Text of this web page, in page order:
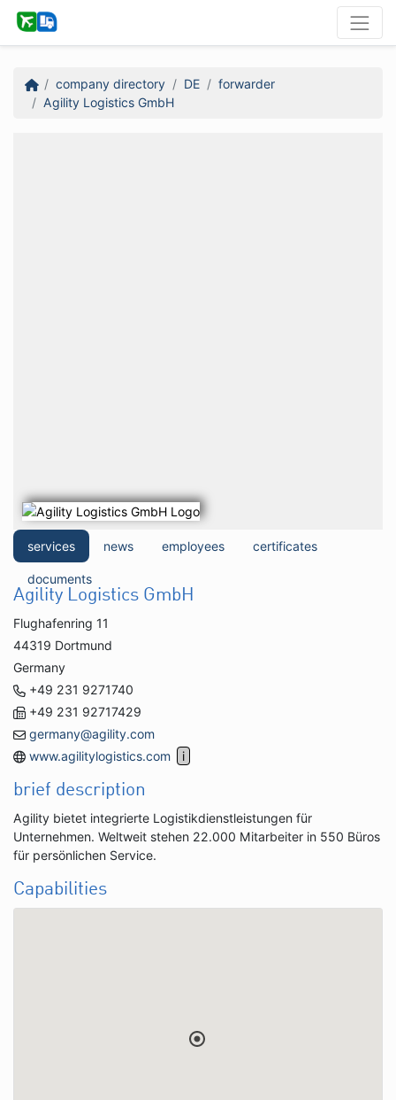
company directory DE
forwarder
Agility Logistics GmbH
services news employees certificates
documents
Agility Logistics GmbH
Flughafenring 11
44319 Dortmund
Germany
+49 231 9271740
+49 231 92717429
germany@agility.com
www.agilitylogistics.com
brief description
Agility bietet integrierte Logistikdienstleistungen für
Unternehmen. Weltweit stehen 22.000 Mitarbeiter in 550 Büros
für persönlichen Service.
Capabilities